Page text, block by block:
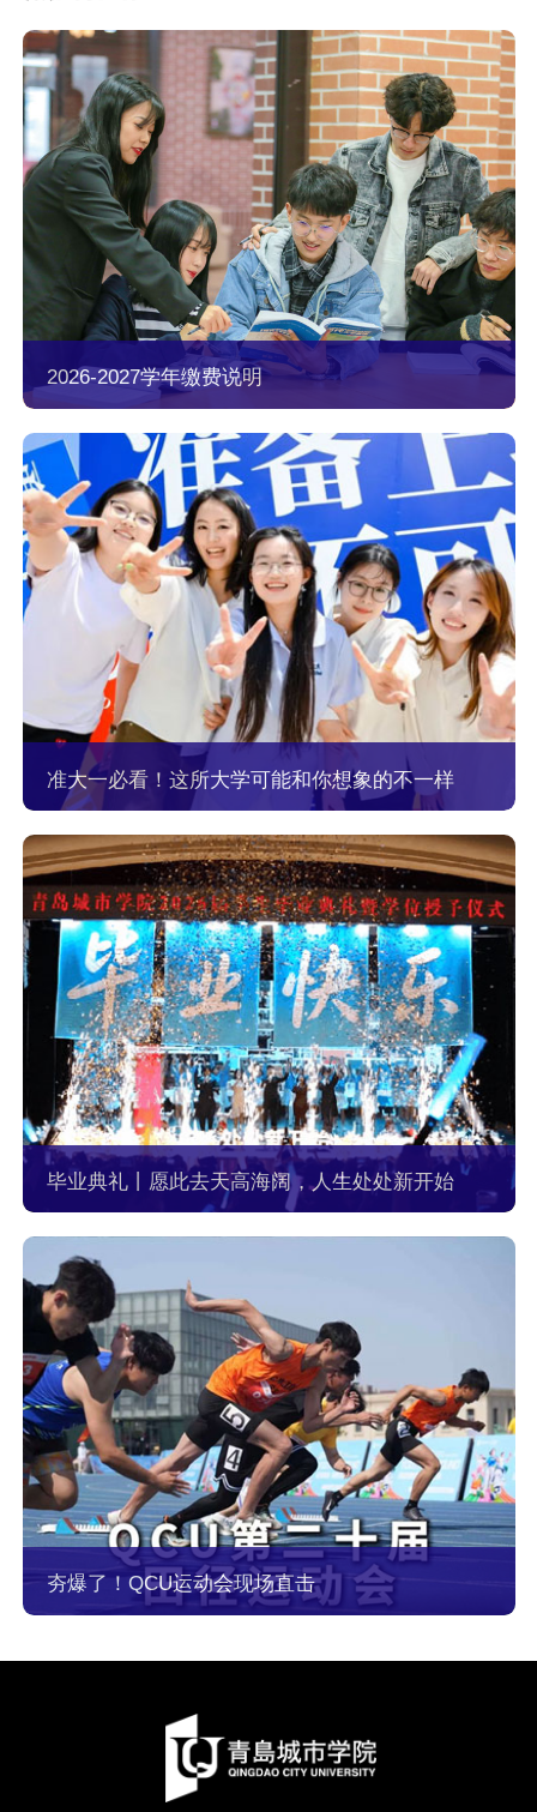
2026-2027学年缴费说明
准大一必看！这所大学可能和你想象的不一样
毕业典礼丨愿此去天高海阔，人生处处新开始
夯爆了！QCU运动会现场直击